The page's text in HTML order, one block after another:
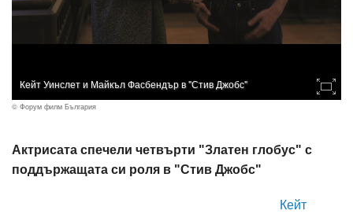
Кейт Уинслет и Майкъл Фасбендър в "Стив Джобс"
© Форум филм България
Актрисата спечели четвърти "Златен глобус" с
поддържащата си роля в "Стив Джобс"
Кейт